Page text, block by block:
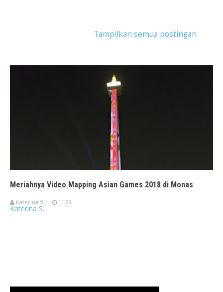
Tampilkan semua postingan
Meriahnya Video Mapping Asian Games 2018 di Monas
Katerina S. 11.28
Katerina S.